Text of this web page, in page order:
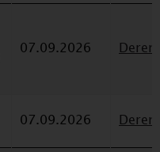
07.09.2026
07.09.2026